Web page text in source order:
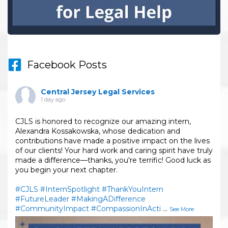
Facebook Posts
Central Jersey Legal Services
1 day ago
CJLS is honored to recognize our amazing intern,
Alexandra Kossakowska, whose dedication and
contributions have made a positive impact on the lives
of our clients! Your hard work and caring spirit have truly
made a difference—thanks, you're terrific! Good luck as
you begin your next chapter.
#CJLS #InternSpotlight #ThankYouIntern
#FutureLeader #MakingADifference
#CommunityImpact #CompassionInActi ... See More